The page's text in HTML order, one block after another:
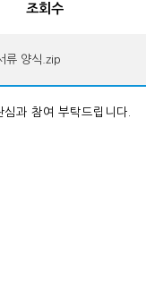
조회수
류 양식.zip
과 참여 부탁드립니다.